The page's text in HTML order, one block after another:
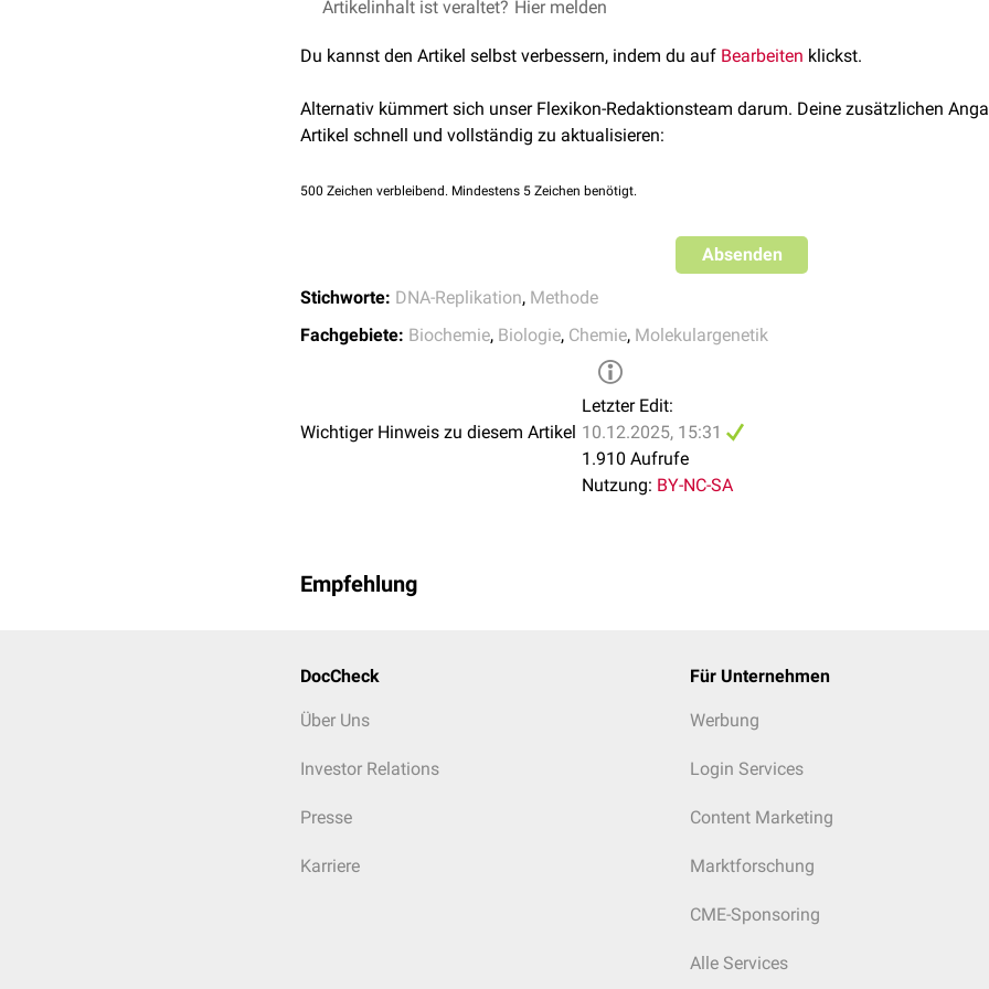
DurchKupfer-katalysierte Click-Chemiebindet das Azid an die Alkingruppe. Die DNA kann
In früheren Varianten dieses Assays wurde das Nukleosidanalogon
5-Brom-2'-
welches jedoch Antikörper zur Detektion benötigte. Antikörper sind wesentlich größer als
Cavanagh, B. L., Walker, T., Norazit, A. & Meedeniya, A. C.
Hua H, Kearsey SE.Monitoring DNA replication in fission yeast by incorporation of 5-
Artikelinhalt ist veraltet? Hier melden
Du kannst den Artikel selbst verbessern, indem du auf Bearbeiten klickst.
Alternativ kümmert sich unser Flexikon-Redaktionsteam darum. Deine zusätzlichen
Artikel schnell und vollständig zu aktualisieren:
500 Zeichen verbleibend. Mindestens 5 Zeichen benötigt.
Absenden
Stichworte: DNA-Replikation, Methode
Fachgebiete: Biochemie, Biologie, Chemie, Molekulargenetik
Wichtiger Hinweis zu diesem Artikel
Letzter Edit:
10.12.2025, 15:31
1.910 Aufrufe
Nutzung: BY-NC-SA
Empfehlung
DocCheck
Über Uns
Investor Relations
Presse
Karriere
Für Unternehmen
Werbung
Login Services
Content Marketing
Marktforschung
CME-Sponsoring
Alle Services